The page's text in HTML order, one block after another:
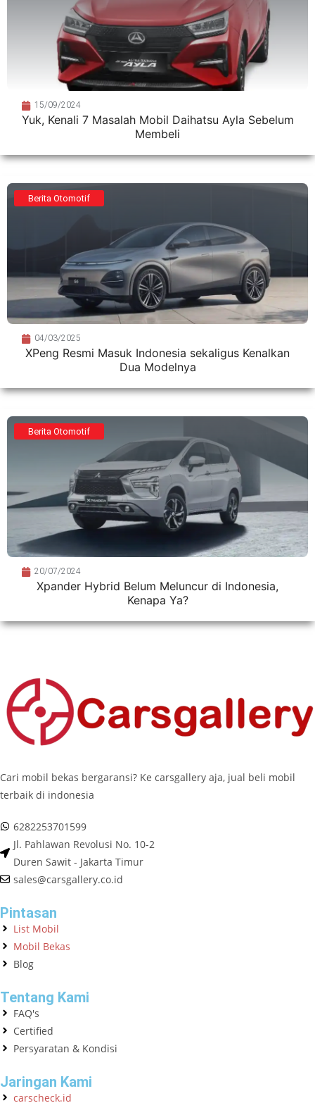
15/09/2024
Yuk, Kenali 7 Masalah Mobil Daihatsu Ayla Sebelum
Membeli
Berita Otomotif
04/03/2025
XPeng Resmi Masuk Indonesia sekaligus Kenalkan
Dua Modelnya
Berita Otomotif
20/07/2024
Xpander Hybrid Belum Meluncur di Indonesia,
Kenapa Ya?
Cari mobil bekas bergaransi? Ke carsgallery aja, jual beli mobil
terbaik di indonesia
6282253701599
Jl. Pahlawan Revolusi No. 10-2
Duren Sawit - Jakarta Timur
sales@carsgallery.co.id
Pintasan
List Mobil
Mobil Bekas
Blog
Tentang Kami
FAQ's
Certified
Persyaratan & Kondisi
Jaringan Kami
carscheck.id